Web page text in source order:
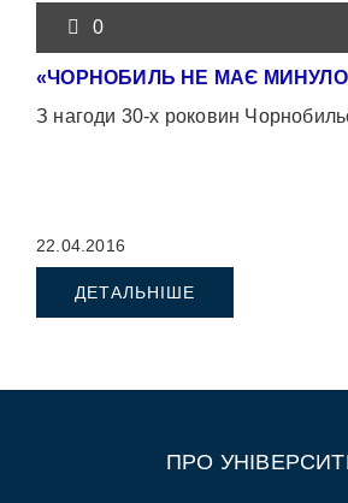
0
«ЧОРНОБИЛЬ НЕ МАЄ
З нагоди 30-х роковин
22.04.2016
ДЕТАЛЬНІШЕ
ПРО